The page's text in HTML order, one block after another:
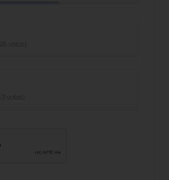
votos)
votos)